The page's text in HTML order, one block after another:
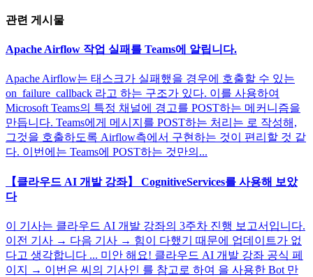
관련 게시물
Apache Airflow 작업 실패를 Teams에 알립니다.
Apache Airflow는 태스크가 실패했을 경우에 호출할 수 있는
on_failure_callback 라고 하는 구조가 있다. 이를 사용하여
Microsoft Teams의 특정 채널에 경고를 POST하는 메커니즘을
만듭니다. Teams에게 메시지를 POST하는 처리는 로 작성해,
그것을 호출하도록 Airflow측에서 구현하는 것이 편리할 것 같
다. 이번에는 Teams에 POST하는 것만의...
【클라우드 AI 개발 강좌】 CognitiveServices를 사용해 보았
다
이 기사는 클라우드 AI 개발 강좌의 3주차 진행 보고서입니다.
이전 기사 → 다음 기사 → 힘이 다했기 때문에 업데이트가 없
다고 생각합니다 ... 미안 해요! 클라우드 AI 개발 강좌 공식 페
이지 → 이번은 씨의 기사인 를 참고로 하여 을 사용한 Bot 만